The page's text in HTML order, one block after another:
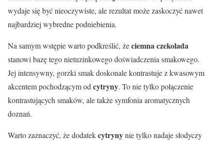
wydaje się być nieoczywiste, ale rezultat może zaskoczyć nawet
najbardziej wybredne podniebienia.
Na samym wstępie warto podkreślić, żeciemna czekolada
stanowi bazę tego nietuzinkowego doświadczenia smakowego.
Jej intensywny, gorzki smak doskonale kontrastuje z kwasowym
akcentem pochodzącym od cytryny. To nie tylko połączenie
kontrastujących smaków, ale także symfonia aromatycznych
doznań.
Warto zaznaczyć, że dodatekcytrynynie tylko nadaje słodyczy